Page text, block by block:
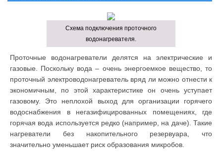
Схема подключения проточного
водонагревателя.
Проточные водонагреватели делятся на электрические и
газовые. Поскольку вода – очень энергоемкое вещество, то
проточный электроводонагреватель вряд ли можно отнести к
экономичным, по этой характеристике он очень уступает
газовому. Это неплохой выход для организации горячего
водоснабжения в негазифицированных помещениях, где
горячая вода используется редко (например, на даче). Такие
нагреватели без накопительного резервуара, что
значительно уменьшает риск образования микробов.